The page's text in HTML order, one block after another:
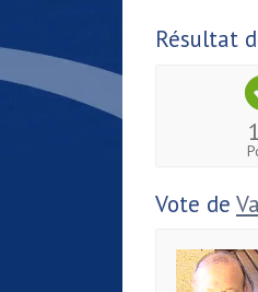
Résultat
Vote de